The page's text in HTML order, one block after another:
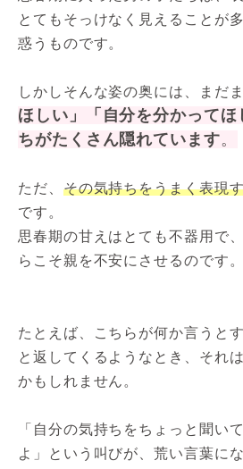
とてもそっけなく見えることが
惑うものです。
しかしそんな姿の奥には、まだ
ほしい」「自分を分かって
ちがたくさん隠れています。
ただ、 その気持ちをうまく表現
です。
思春期の甘えはとても不器用で
らこそ親を不安にさせるのです。
たとえば、こちらが何か言うと
と返してくるようなとき、それ
かもしれません。
「自分の気持ちをちょっと聞い
よ」という叫びが、荒い言葉に